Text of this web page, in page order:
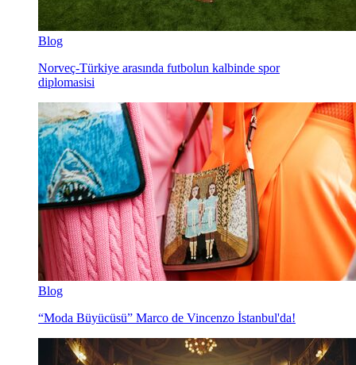
Blog
Norveç-Türkiye arasında futbolun kalbinde spor
diplomasisi
Blog
“Moda Büyücüsü” Marco de Vincenzo İstanbul'da!